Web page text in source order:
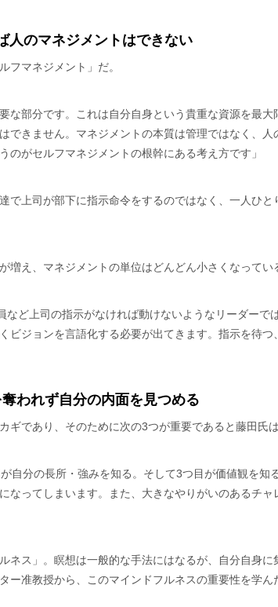
人のマネジメントはできない
フマネジメント」だ。
な部分です。これは自分自身という貴重な資源を最
きません。マネジメントの本質は管理ではなく、
がセルフマネジメントの根幹にある考え方です」
上司が部下に指示命令をするのではなく、一人ひ
え、マネジメントの単位はどんどん小さくなってい
ど上司の指示がなければ動けないようなリーダーで
ジョンを言語化する必要が出てきます。指示を待
われず自分の内面を見つめる
であり、そのために次の3つが重要であると藤田氏は
自分の長所・強みを知る。そして3つ目が価値観を知
ってしまいます。また、大きなやりがいのあるチ
ス」。瞑想は一般的な手法にはなるが、自分自身
准教授から、このマインドフルネスの重要性を学ん